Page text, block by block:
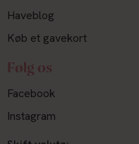
Haveblog
Køb et gavekort
Følg os
Facebook
Instagram